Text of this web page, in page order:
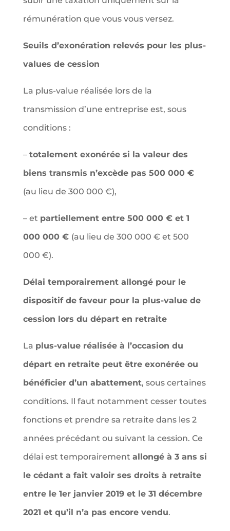
rémunération que vous vous versez.
Seuils d’exonération relevés pour les plus-
values de cession
La plus-value réalisée lors de la
transmission d’une entreprise est, sous
conditions :
– totalement exonérée si la valeur des
biens transmis n’excède pas 500 000 €
(au lieu de 300 000 €),
– et partiellement entre 500 000 € et 1
000 000 € (au lieu de 300 000 € et 500
000 €).
Délai temporairement allongé pour le
dispositif de faveur pour la plus-value de
cession lors du départ en retraite
La plus-value réalisée à l’occasion du
départ en retraite peut être exonérée ou
bénéficier d’un abattement, sous certaines
conditions. Il faut notamment cesser toutes
fonctions et prendre sa retraite dans les 2
années précédant ou suivant la cession. Ce
délai est temporairement allongé à 3 ans si
le cédant a fait valoir ses droits à retraite
entre le 1er janvier 2019 et le 31 décembre
2021 et qu’il n’a pas encore vendu.